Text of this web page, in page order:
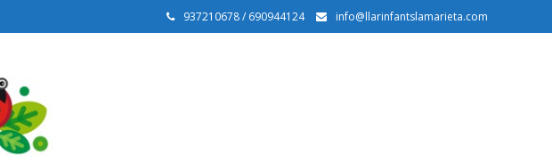
937210678 / 690944124 info@llarinfantslamarieta.com